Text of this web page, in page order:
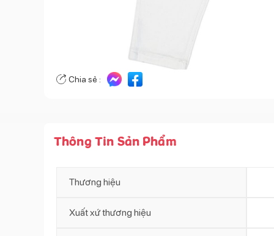
Chia sẻ :
Thông Tin Sản Phẩm
Thương hiệu
Xuất xứ thương hiệu